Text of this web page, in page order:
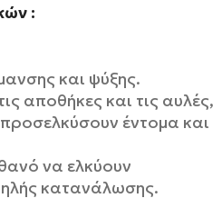
:
και ψύξης.
αποθήκες και τις αυλές,
έντομα και
να ελκύουν
κατανάλωσης.